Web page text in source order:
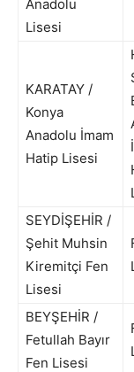
Anadolu
Lisesi
KARATAY /
Konya
Anadolu İmam
Hatip Lisesi
SEYDİŞEHİR /
Şehit Muhsin
Kiremitçi Fen
Lisesi
BEYŞEHİR /
Fetullah Bayır
Fen Lisesi